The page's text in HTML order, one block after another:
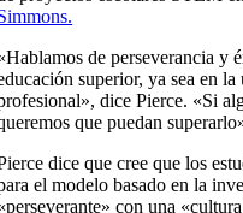
de perseverancia y
superior, ya sea en
dice Pierce. «Si
que puedan
dice que cree que los
el modelo basado en la
con una